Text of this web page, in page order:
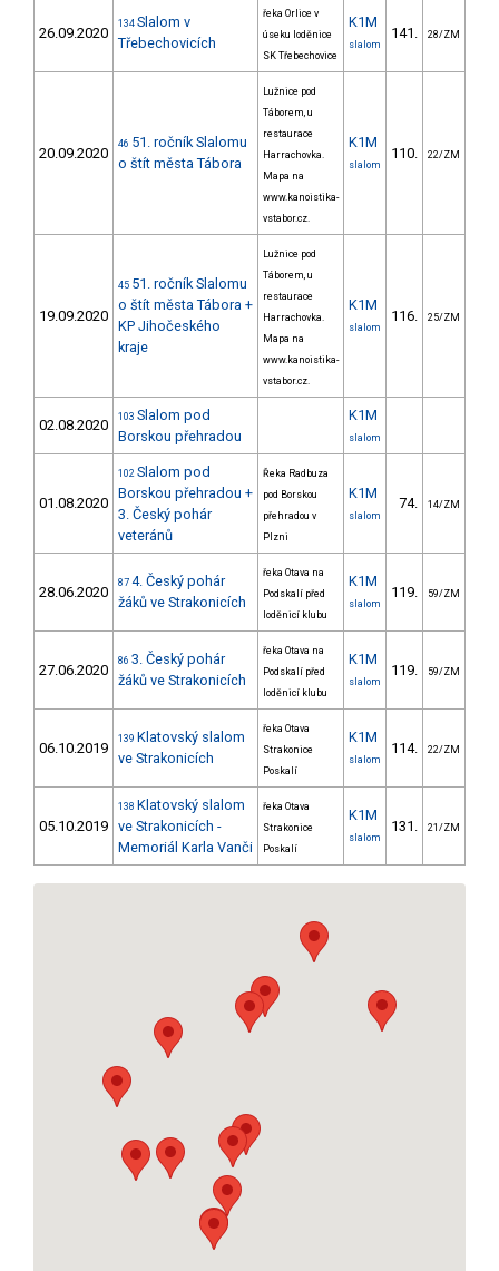
26.09.2020
134 Slalom v
Třebechovicích
řeka Orlice v
úseku loděnice
SK Třebechovice
K1M
slalom
141. 28/ZM
20.09.2020
46 51. ročník Slalomu
o štít města Tábora
Lužnice pod
Táborem, u
restaurace
Harrachovka.
Mapa na
www.kanoistika-
vstabor.cz.
K1M
slalom
110. 22/ZM
19.09.2020
45 51. ročník Slalomu
o štít města Tábora +
KP Jihočeského
kraje
Lužnice pod
Táborem, u
restaurace
Harrachovka.
Mapa na
www.kanoistika-
vstabor.cz.
K1M
slalom
116. 25/ZM
02.08.2020 103 Slalom pod
Borskou přehradou
K1M
slalom
01.08.2020
102 Slalom pod
Borskou přehradou +
3. Český pohár
veteránů
Řeka Radbuza
pod Borskou
přehradou v
Plzni
K1M
slalom
74. 14/ZM
28.06.2020
87 4. Český pohár
žáků ve Strakonicích
řeka Otava na
Podskalí před
loděnicí klubu
K1M
slalom
119. 59/ZM
27.06.2020
86 3. Český pohár
žáků ve Strakonicích
řeka Otava na
Podskalí před
loděnicí klubu
K1M
slalom
119. 59/ZM
06.10.2019
139 Klatovský slalom
ve Strakonicích
řeka Otava
Strakonice
Poskalí
K1M
slalom
114. 22/ZM
05.10.2019
138 Klatovský slalom
ve Strakonicích -
Memoriál Karla Vanči
řeka Otava
Strakonice
Poskalí
K1M
slalom
131. 21/ZM